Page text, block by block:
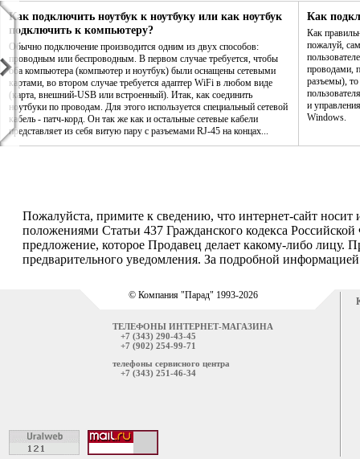
Как подключить ноутбук к ноутбуку или как ноутбук
подключить к компьютеру?
Обычно подключение производится одним из двух способов:
проводным или беспроводным. В первом случае требуется, чтобы
оба компьютера (компьютер и ноутбук) были оснащены сетевыми
картами, во втором случае требуется адаптер WiFi в любом виде
(карта, внешний-USB или встроенный). Итак, как соединить
ноутбуки по проводам. Для этого используется специальный сетевой
кабель - патч-корд. Он так же как и остальные сетевые кабели
представляет из себя витую пару с разъемами RJ-45 на концах...
Как
Как
пожалуй,
проводами,
разъемы), то
и
Windows.
Пожалуйста, примите к сведению, что интернет-сайт
положениями Статьи 437 Гражданского кодекса
предложение, которое Продавец делает какому-либо лицу.
предварительного уведомления. За подробной
© Компания "Парад" 1993-2026
ТЕЛЕФОНЫ ИНТЕРНЕТ-МАГАЗИНА
+7 (343) 290-43-45
+7 (902) 254-99-71
телефоны сервисного центра
+7 (343) 251-46-34